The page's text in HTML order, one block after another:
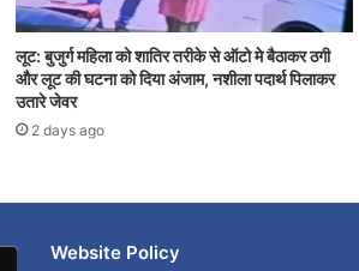
लूट: बुजुर्ग महिला को शातिर तरीके से ऑटो मे बैठाकर ठगी
और लूट की घटना को दिया अंजाम, नशीला पदार्थ पिलाकर
उतारे जेवर
2 days ago
Website Policy